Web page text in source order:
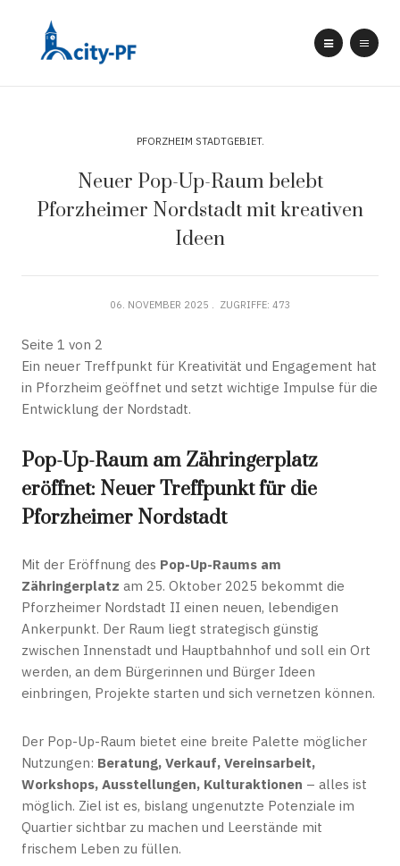
PFORZHEIM STADTGEBIET
Neuer Pop-Up-Raum belebt
Pforzheimer Nordstadt mit kreativen
Ideen
06. NOVEMBER 2025 ZUGRIFFE: 473
Seite 1 von 2
Ein neuer Treffpunkt für Kreativität und Engagement hat
in Pforzheim geöffnet und setzt wichtige Impulse für die
Entwicklung der Nordstadt.
Pop-Up-Raum am Zähringerplatz
eröffnet: Neuer Treffpunkt für die
Pforzheimer Nordstadt
Mit der Eröffnung des Pop-Up-Raums am
Zähringerplatz am 25. Oktober 2025 bekommt die
Pforzheimer Nordstadt II einen neuen, lebendigen
Ankerpunkt. Der Raum liegt strategisch günstig
zwischen Innenstadt und Hauptbahnhof und soll ein Ort
werden, an dem Bürgerinnen und Bürger Ideen
einbringen, Projekte starten und sich vernetzen können.
Der Pop-Up-Raum bietet eine breite Palette möglicher
Nutzungen: Beratung, Verkauf, Vereinsarbeit,
Workshops, Ausstellungen, Kulturaktionen – alles ist
möglich. Ziel ist es, bislang ungenutzte Potenziale im
Quartier sichtbar zu machen und Leerstände mit
frischem Leben zu füllen.